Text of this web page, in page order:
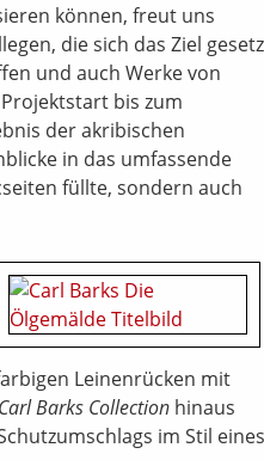
können, freut uns
die sich das Ziel
und auch Werke von
bis zum
der akribischen
in das umfassende
füllte, sondern auch
Leinenrücken mit
Carl Barks Collection hinaus
im Stil eines